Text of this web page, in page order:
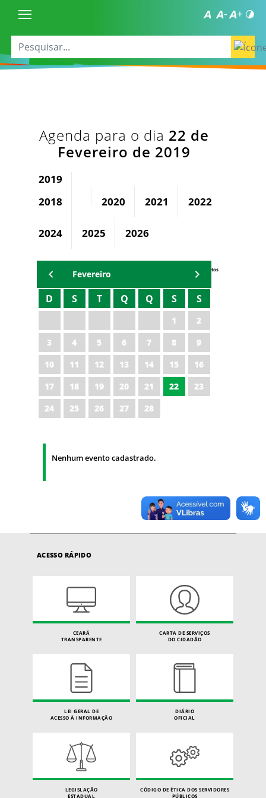
Agenda para o dia 22 de
Fevereiro de 2019
2019
2018
2020 2021 2022
2024 2025 2026
Eventos
Fevereiro
D S T Q Q S S
1
2
3
4 5 6 7 8
9
10
11 12 13 14 15
16
17
18 19 20 21 22
23
24
25 26 27 28
Nenhum evento cadastrado.
ACESSO RÁPIDO
CEARÁ
TRANSPARENTE
CARTA DE SERVIÇOS
DO CIDADÃO
LEI GERAL DE
ACESSO À INFORMAÇÃO
DIÁRIO
OFICIAL
LEGISLAÇÃO
ESTADUAL
CÓDIGO DE ÉTICA DOS SERVIDORES
PÚBLICOS